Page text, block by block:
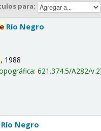
para:
Río Negro
, 1988
621.374.5/A282/v.2
Río Negro